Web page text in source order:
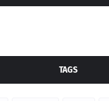
TAGS